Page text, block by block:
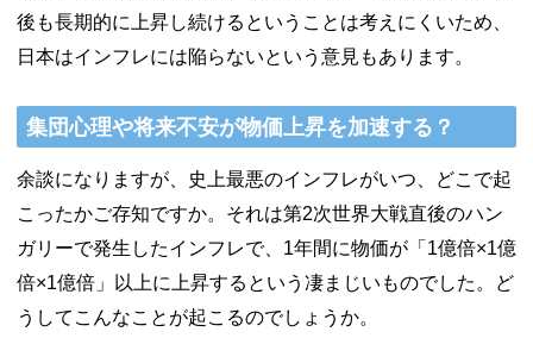
後も長期的に上昇し続けるということは考えにくいため、
日本はインフレには陥らないという意見もあります。
集団心理や将来不安が物価上昇を加速する？
余談になりますが、史上最悪のインフレがいつ、どこで起
こったかご存知ですか。それは第2次世界大戦直後のハン
ガリーで発生したインフレで、1年間に物価が「1億倍×1億
倍×1億倍」以上に上昇するという凄まじいものでした。ど
うしてこんなことが起こるのでしょうか。